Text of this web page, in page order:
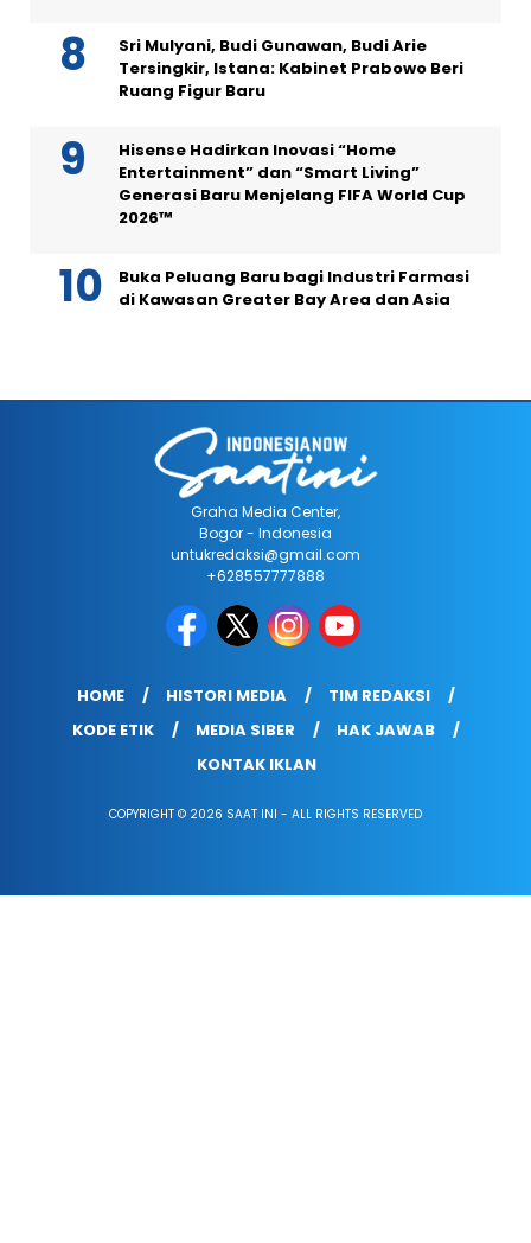
Sri Mulyani, Budi Gunawan, Budi Arie
Tersingkir, Istana: Kabinet Prabowo Beri
Ruang Figur Baru
Hisense Hadirkan Inovasi “Home
Entertainment” dan “Smart Living”
Generasi Baru Menjelang FIFA World Cup
2026™
Buka Peluang Baru bagi Industri Farmasi
di Kawasan Greater Bay Area dan Asia
Graha Media Center,
Bogor - Indonesia
untukredaksi@gmail.com
+628557777888
HOME HISTORI MEDIA
TIM REDAKSI
KODE ETIK
MEDIA SIBER
HAK JAWAB
KONTAK IKLAN
COPYRIGHT © 2026 SAAT INI - ALL RIGHTS RESERVED